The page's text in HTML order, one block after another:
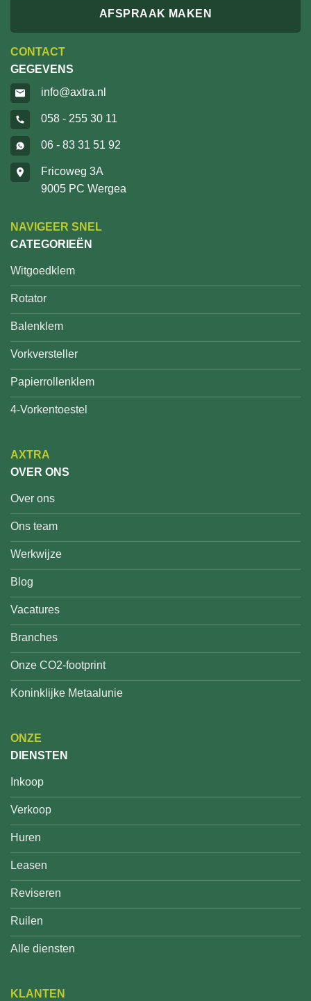
AFSPRAAK MAKEN
CONTACT
GEGEVENS
info@axtra.nl
058 - 255 30 11
06 - 83 31 51 92
Fricoweg 3A
9005 PC Wergea
NAVIGEER SNEL
CATEGORIEËN
Witgoedklem
Rotator
Balenklem
Vorkversteller
Papierrollenklem
4-Vorkentoestel
AXTRA
OVER ONS
Over ons
Ons team
Werkwijze
Blog
Vacatures
Branches
Onze CO2-footprint
Koninklijke Metaalunie
ONZE
DIENSTEN
Inkoop
Verkoop
Huren
Leasen
Reviseren
Ruilen
Alle diensten
KLANTEN